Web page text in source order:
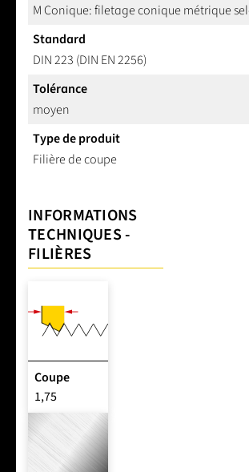
M Conique: filetage conique métrique
Standard
DIN 223 (DIN EN 2256)
Tolérance
moyen
Type de produit
Filière de coupe
INFORMATIONS
TECHNIQUES -
FILIÈRES
Coupe
1,75